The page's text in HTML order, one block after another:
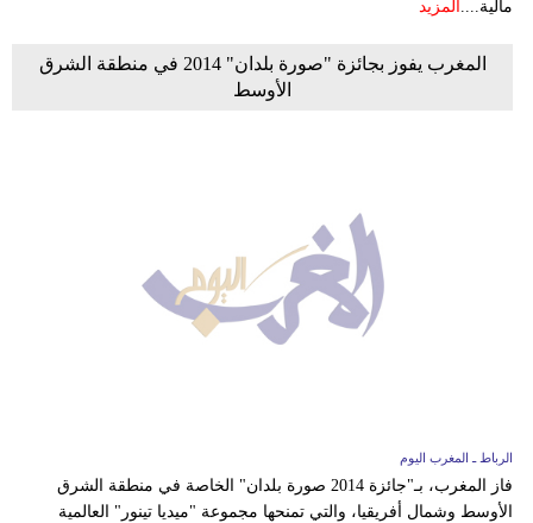
مالية.... المزيد
المغرب يفوز بجائزة "صورة بلدان" 2014 في منطقة الشرق
الأوسط
الرباط ـ المغرب اليوم
فاز المغرب، بـ"جائزة 2014 صورة بلدان" الخاصة في منطقة الشرق
الأوسط وشمال أفريقيا، والتي تمنحها مجموعة "ميديا تينور" العالمية